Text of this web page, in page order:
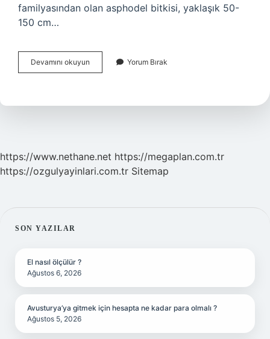
familyasından olan asphodel bitkisi, yaklaşık 50-
150 cm…
Devamını okuyun
Otu
Yorum Bırak
https://www.nethane.net https://megaplan.com.tr
https://ozgulyayinlari.com.tr Sitemap
SIDEBAR
SON YAZILAR
El nasıl ölçülür ?
Ağustos 6, 2026
Avusturya’ya gitmek için hesapta ne kadar para olmalı ?
Ağustos 5, 2026